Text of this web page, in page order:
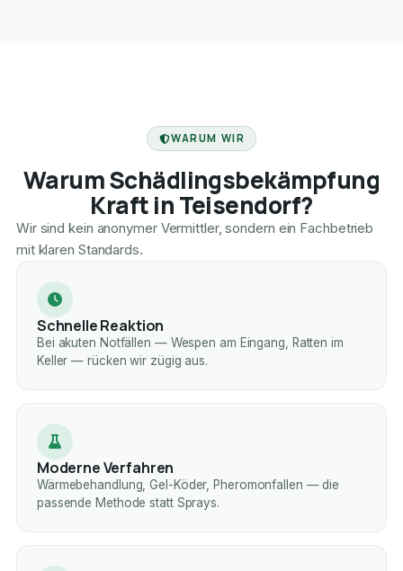
WARUM WIR
Warum Schädlingsbekämpfung
Kraft in Teisendorf?
Wir sind kein anonymer Vermittler, sondern ein Fachbetrieb
mit klaren Standards.
Schnelle Reaktion
Bei akuten Notfällen — Wespen am Eingang, Ratten im
Keller — rücken wir zügig aus.
Moderne Verfahren
Wärmebehandlung, Gel-Köder, Pheromonfallen — die
passende Methode statt Sprays.